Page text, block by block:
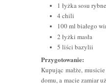
1 łyżka sosu
4 chili
100 ml białego
2 łyżki masła
5 liści bazylii
Przygotowanie:
Kupując małże,
domu, a macie zamiar